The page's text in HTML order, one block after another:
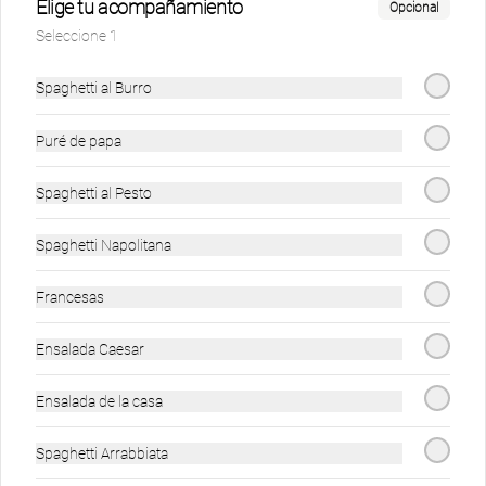
$19.900 $19.900
Menú Mundialista
cocacola lata
Ver más
Elige tu acompañamiento Opcional
Seleccione 1
Spaghetti al Burro
Puré de papa
Spaghetti al Pesto
Spaghetti Napolitana
Francesas
Ensalada Caesar
Ensalada de la casa
Spaghetti Arrabbiata